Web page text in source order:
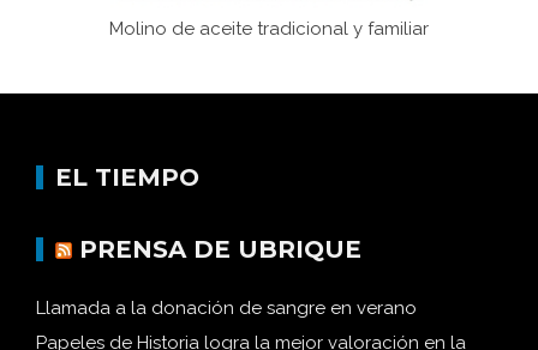
Molino de aceite tradicional y familiar
EL TIEMPO
PRENSA DE UBRIQUE
Llamada a la donación de sangre en verano
Papeles de Historia logra la mejor valoración en la